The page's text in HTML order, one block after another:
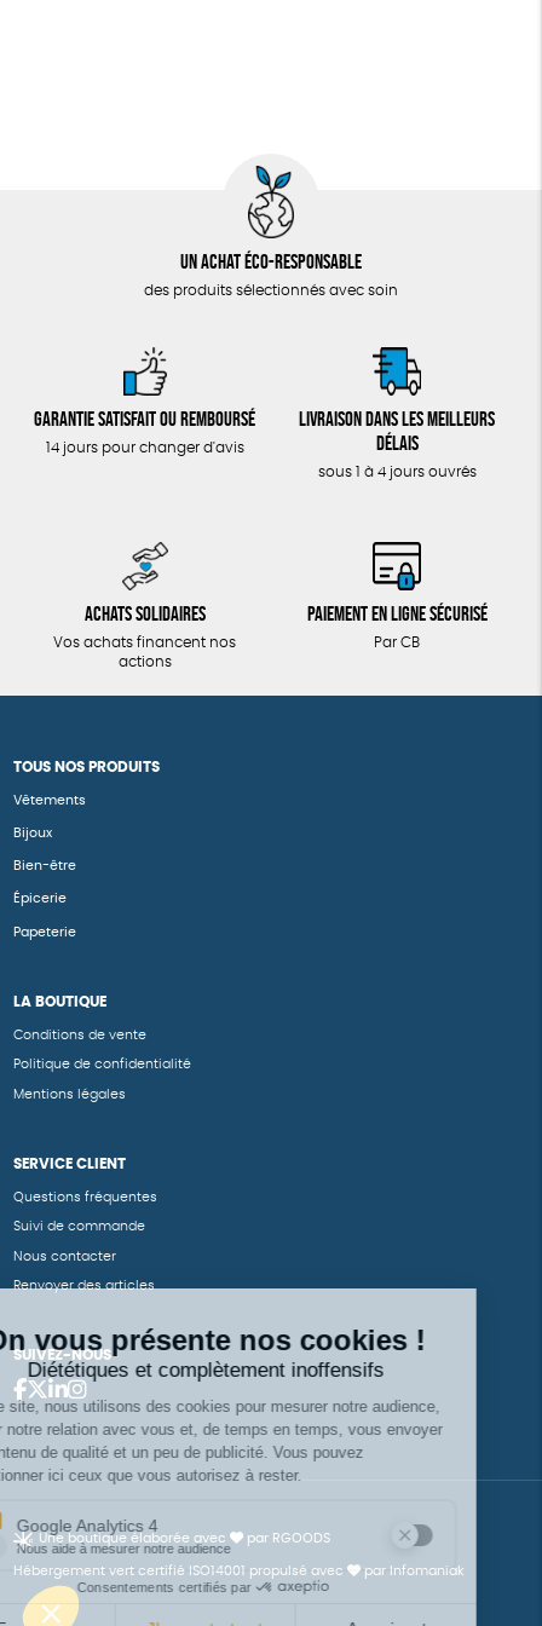
Un achat éco-responsable
des produits sélectionnés avec soin
Garantie satisfait ou remboursé
14 jours pour changer d'avis
Livraison dans les meilleurs
délais
sous 1 à 4 jours ouvrés
Achats solidaires
Vos achats financent nos
actions
Paiement en ligne sécurisé
Par CB
TOUS NOS PRODUITS
Vêtements
Bijoux
Bien-être
Épicerie
Papeterie
LA BOUTIQUE
Conditions de vente
Politique de confidentialité
Mentions légales
SERVICE CLIENT
Questions fréquentes
Suivi de commande
Nous contacter
Renvoyer des articles
SUIVEZ-NOUS
Une boutique élaborée avec par RGOODS
Hébergement vert certifié ISO14001 propulsé avec par Infomaniak